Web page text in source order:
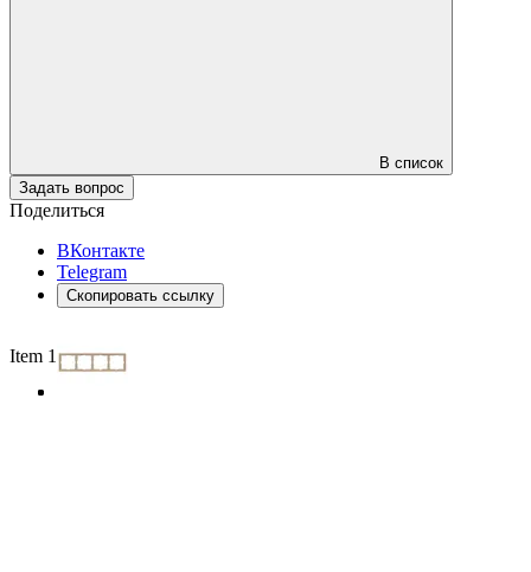
В список
Задать вопрос
Поделиться
ВКонтакте
Telegram
Скопировать ссылку
Item 1 of 3